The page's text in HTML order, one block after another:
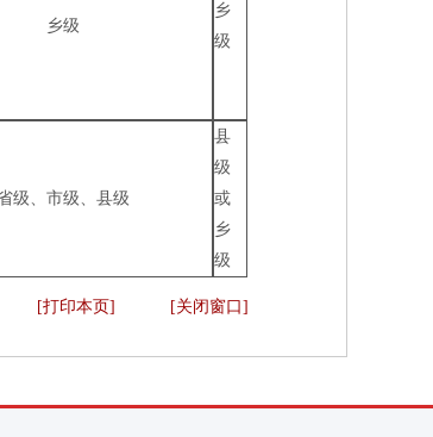
乡级
乡
级
级、市级、县级
县
级
或
乡
级
[打印本页] [关闭窗口]